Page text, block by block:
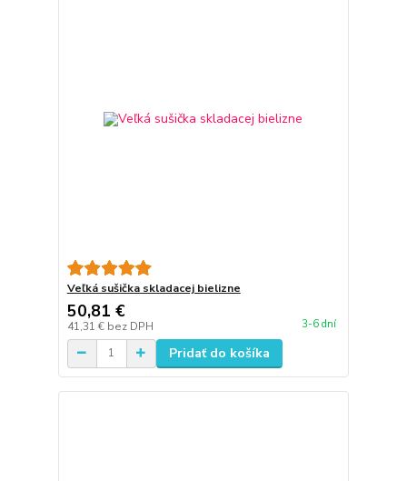
Veľká sušička skladacej bielizne
50,81 €
41,31 € bez DPH 3-6 dní
Pridať do košíka